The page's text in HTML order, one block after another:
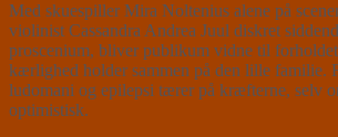
Med skuespiller Mira Noltenius alene på
violinist Cassandra Andrea Juul diskret
proscenium, bliver publikum vidne til
kærlighed holder sammen på den lille familie.
ludomani og epilepsi tærer på kræfterne, selv
optimistisk.